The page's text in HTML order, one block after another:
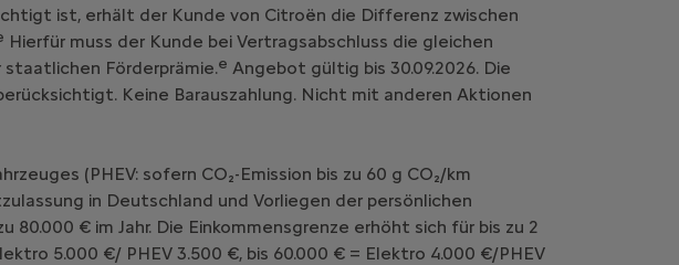
ist, erhält der Kunde von Citroën die Differenz zwischen
Hierfür muss der Kunde bei Vertragsabschluss die gleichen
Förderprämie.e Angebot gültig bis 30.09.2026. Die
Keine Barauszahlung. Nicht mit anderen Aktionen
(PHEV: sofern CO₂-Emission bis zu 60 g CO₂/km
in Deutschland und Vorliegen der persönlichen
€ im Jahr. Die Einkommensgrenze erhöht sich für bis zu 2
5.000 €/ PHEV 3.500 €, bis 60.000 € = Elektro 4.000 €/PHEV